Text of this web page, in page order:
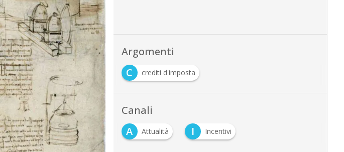
Argomenti
C
crediti d'imposta
Canali
A
Attualità I Incentivi